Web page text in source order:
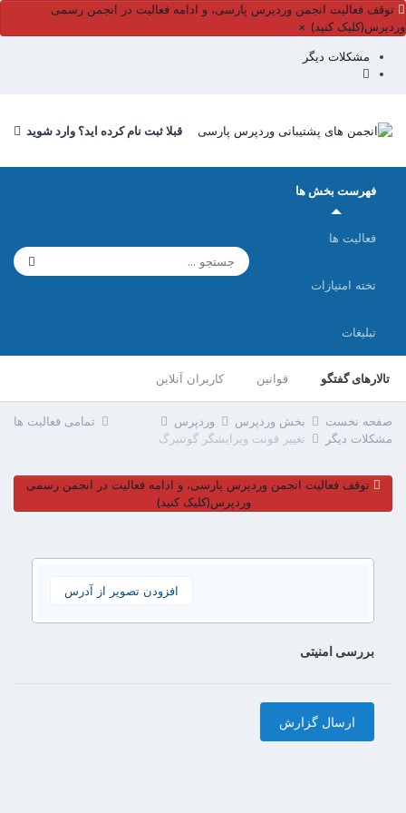
توقف فعالیت انجمن وردپرس پارسی، و ادامه فعالیت در انجمن رسمی
وردپرس(کلیک کنید) ×
مشکلات دیگر
قبلا ثبت نام کرده اید؟ وارد شوید
فهرست بخش ها
تالارهای گفتگو قوانین کاربران آنلاین
فعالیت ها
تخته امتیازات
تبلیغات
تمامی فعالیت ها صفحه نخست بخش وردپرس
وردپرس
مشکلات دیگر
تغییر فونت ویرایشگر گوتنبرگ
توقف فعالیت انجمن وردپرس پارسی، و ادامه فعالیت در انجمن رسمی
وردپرس(کلیک کنید)
افزودن تصویر از آدرس
بررسی امنیتی
ارسال گزارش